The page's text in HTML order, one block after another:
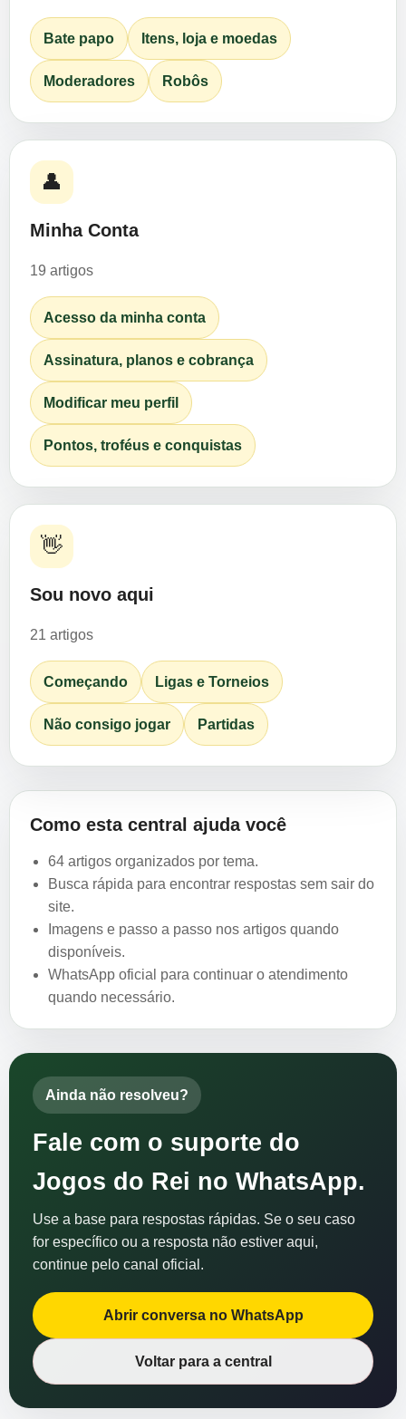
Bate papo Itens, loja e moedas
Moderadores Robôs
👤
Minha Conta
19 artigos
Acesso da minha conta
Assinatura, planos e cobrança
Modificar meu perfil
Pontos, troféus e conquistas
👋
Sou novo aqui
21 artigos
Começando Ligas e Torneios
Não consigo jogar Partidas
Como esta central ajuda você
64 artigos organizados por tema.
Busca rápida para encontrar respostas sem sair do
site.
Imagens e passo a passo nos artigos quando
disponíveis.
WhatsApp oficial para continuar o atendimento
quando necessário.
Ainda não resolveu?
Fale com o suporte do
Jogos do Rei no WhatsApp.
Use a base para respostas rápidas. Se o seu caso
for específico ou a resposta não estiver aqui,
continue pelo canal oficial.
Abrir conversa no WhatsApp
Voltar para a central